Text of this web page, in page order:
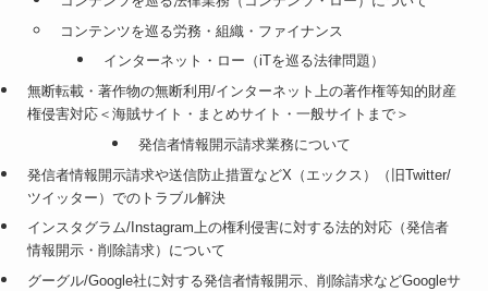
コンテンツを巡る労務・組織・ファイナンス
インターネット・ロー（iTを巡る法律問題）
無断転載・著作物の無断利用/インターネット上の著作権等知的財産
権侵害対応＜海賊サイト・まとめサイト・一般サイトまで＞
発信者情報開示請求業務について
発信者情報開示請求や送信防止措置などX（エックス）（旧Twitter/
ツイッター）でのトラブル解決
インスタグラム/Instagram上の権利侵害に対する法的対応（発信者
情報開示・削除請求）について
グーグル/Google社に対する発信者情報開示、削除請求などGoogleサ